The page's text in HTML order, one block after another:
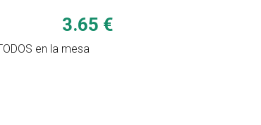
3.65 €
en la mesa